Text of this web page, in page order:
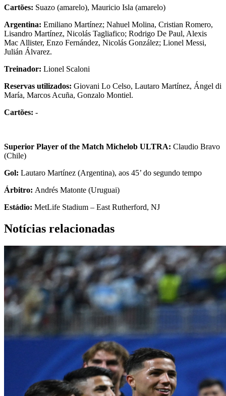
Cartões: Suazo (amarelo), Mauricio Isla (amarelo)
Argentina: Emiliano Martínez; Nahuel Molina, Cristian Romero,
Lisandro Martínez, Nicolás Tagliafico; Rodrigo De Paul, Alexis
Mac Allister, Enzo Fernández, Nicolás González; Lionel Messi,
Julián Álvarez.
Treinador: Lionel Scaloni
Reservas utilizados: Giovani Lo Celso, Lautaro Martínez, Ángel di
María, Marcos Acuña, Gonzalo Montiel.
Cartões: -
Superior Player of the Match Michelob ULTRA: Claudio Bravo
(Chile)
Gol: Lautaro Martínez (Argentina), aos 45’ do segundo tempo
Árbitro: Andrés Matonte (Uruguai)
Estádio: MetLife Stadium – East Rutherford, NJ
Notícias relacionadas